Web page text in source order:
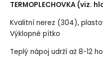
TERMOPLECHOVKA (viz.
Kvalitní nerez (304),
Výklopné pítko
Teplý nápoj udrží až 8-12